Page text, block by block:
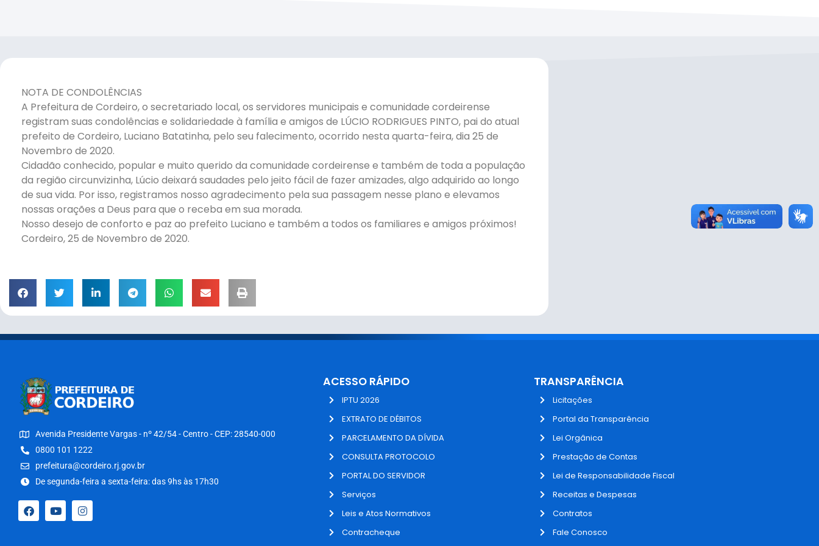
NOTA DE CONDOLÊNCIAS
A Prefeitura de Cordeiro, o secretariado local, os servidores municipais e comunidade cordeirense
registram suas condolências e solidariedade à família e amigos de LÚCIO RODRIGUES PINTO, pai do atual
prefeito de Cordeiro, Luciano Batatinha, pelo seu falecimento, ocorrido nesta quarta-feira, dia 25 de
Novembro de 2020.
Cidadão conhecido, popular e muito querido da comunidade cordeirense e também de toda a população
da região circunvizinha, Lúcio deixará saudades pelo jeito fácil de fazer amizades, algo adquirido ao longo
de sua vida. Por isso, registramos nosso agradecimento pela sua passagem nesse plano e elevamos
nossas orações a Deus para que o receba em sua morada.
Nosso desejo de conforto e paz ao prefeito Luciano e também a todos os familiares e amigos próximos!
Cordeiro, 25 de Novembro de 2020.
Avenida Presidente Vargas - nº 42/54 - Centro - CEP: 28540-000
0800 101 1222
prefeitura@cordeiro.rj.gov.br
De segunda-feira a sexta-feira: das 9hs às 17h30
ACESSO RÁPIDO
IPTU 2026
EXTRATO DE DÉBITOS
PARCELAMENTO DA DÍVIDA
CONSULTA PROTOCOLO
PORTAL DO SERVIDOR
Serviços
Leis e Atos Normativos
Contracheque
TRANSPARÊNCIA
Licitações
Portal da Transparência
Lei Orgânica
Prestação de Contas
Lei de Responsabilidade Fiscal
Receitas e Despesas
Contratos
Fale Conosco